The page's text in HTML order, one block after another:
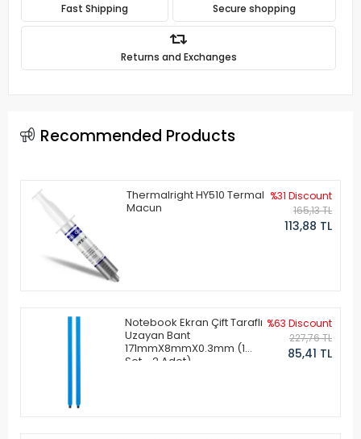
Fast Shipping Secure shopping
Returns and Exchanges
Recommended Products
Thermalright HY510 Termal
Macun
%31 Discount
165,13 TL
113,88 TL
Notebook Ekran Çift Taraflı
Uzayan Bant
171mmX8mmX0.3mm (1
Set - 2 Adet)
%63 Discount
227,76 TL
85,41 TL